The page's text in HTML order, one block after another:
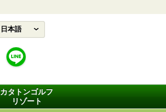
日本語
カタトンゴルフ
リゾート